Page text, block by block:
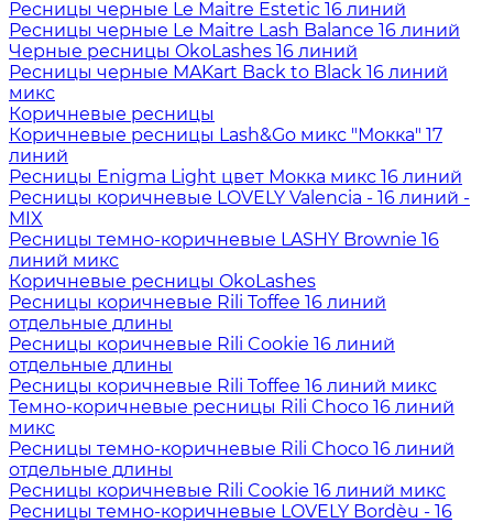
Ресницы черные Le Maitre Estetic 16 линий
Ресницы черные Le Maitre Lash Balance 16 линий
Черные ресницы OkoLashes 16 линий
Ресницы черные MAKart Back to Black 16 линий
микс
Коричневые ресницы
Коричневые ресницы Lash&Go микс "Мокка" 17
линий
Ресницы Enigma Light цвет Мокка микс 16 линий
Ресницы коричневые LOVELY Valencia - 16 линий -
MIX
Ресницы темно-коричневые LASHY Brownie 16
линий микс
Коричневые ресницы OkoLashes
Ресницы коричневые Rili Toffee 16 линий
отдельные длины
Ресницы коричневые Rili Cookie 16 линий
отдельные длины
Ресницы коричневые Rili Toffee 16 линий микс
Темно-коричневые ресницы Rili Choco 16 линий
микс
Ресницы темно-коричневые Rili Choco 16 линий
отдельные длины
Ресницы коричневые Rili Cookie 16 линий микс
Ресницы темно-коричневые LOVELY Bordèu - 16